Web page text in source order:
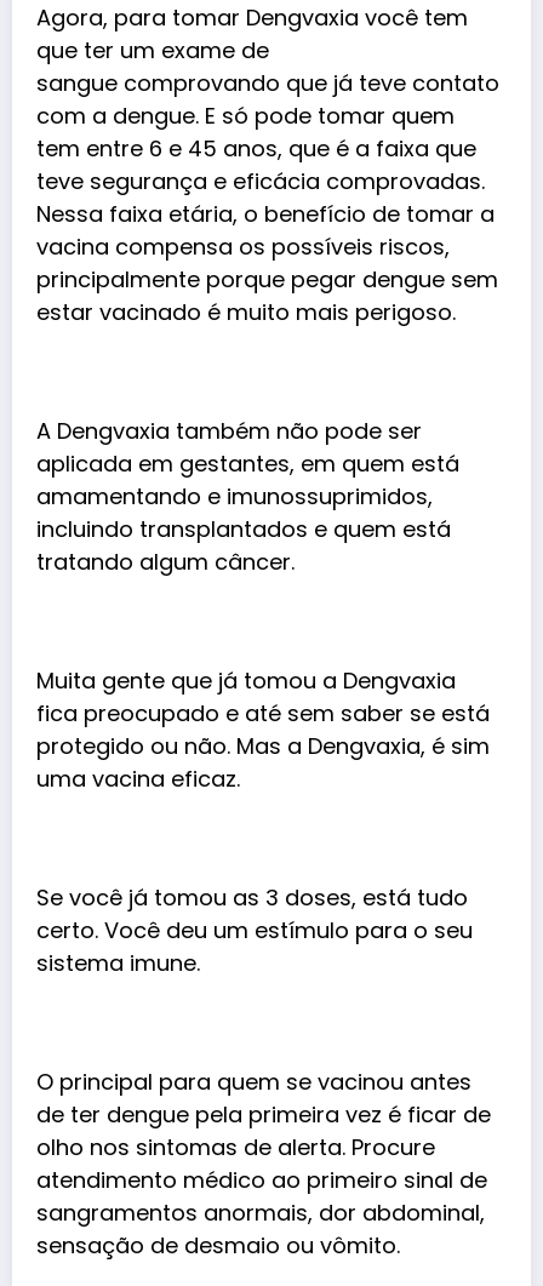
Agora, para tomar Dengvaxia você tem
que ter um exame de
sangue comprovando que já teve contato
com a dengue. E só pode tomar quem
tem entre 6 e 45 anos, que é a faixa que
teve segurança e eficácia comprovadas.
Nessa faixa etária, o benefício de tomar a
vacina compensa os possíveis riscos,
principalmente porque pegar dengue sem
estar vacinado é muito mais perigoso.
A Dengvaxia também não pode ser
aplicada em gestantes, em quem está
amamentando e imunossuprimidos,
incluindo transplantados e quem está
tratando algum câncer.
Muita gente que já tomou a Dengvaxia
fica preocupado e até sem saber se está
protegido ou não. Mas a Dengvaxia, é sim
uma vacina eficaz.
Se você já tomou as 3 doses, está tudo
certo. Você deu um estímulo para o seu
sistema imune.
O principal para quem se vacinou antes
de ter dengue pela primeira vez é ficar de
olho nos sintomas de alerta. Procure
atendimento médico ao primeiro sinal de
sangramentos anormais, dor abdominal,
sensação de desmaio ou vômito.